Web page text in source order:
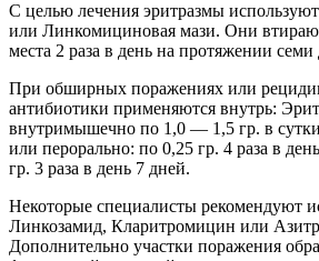
С целью лечения эритразмы
или Линкомициновая мази. Они
места 2 раза в день на протяжении семи
При обширных поражениях или
антибиотики применяются внутрь:
внутримышечно по 1,0 — 1,5 гр. в сутки
или перорально: по 0,25 гр. 4 раза в
гр. 3 раза в день 7 дней.
Некоторые специалисты рекомендуют
Линкозамид, Кларитромицин или
Дополнительно участки поражения